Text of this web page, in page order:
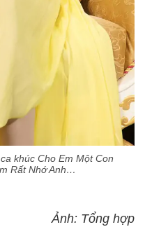
khúc Cho Em Một Con
Rất Nhớ Anh…
Ảnh: Tổng hợp